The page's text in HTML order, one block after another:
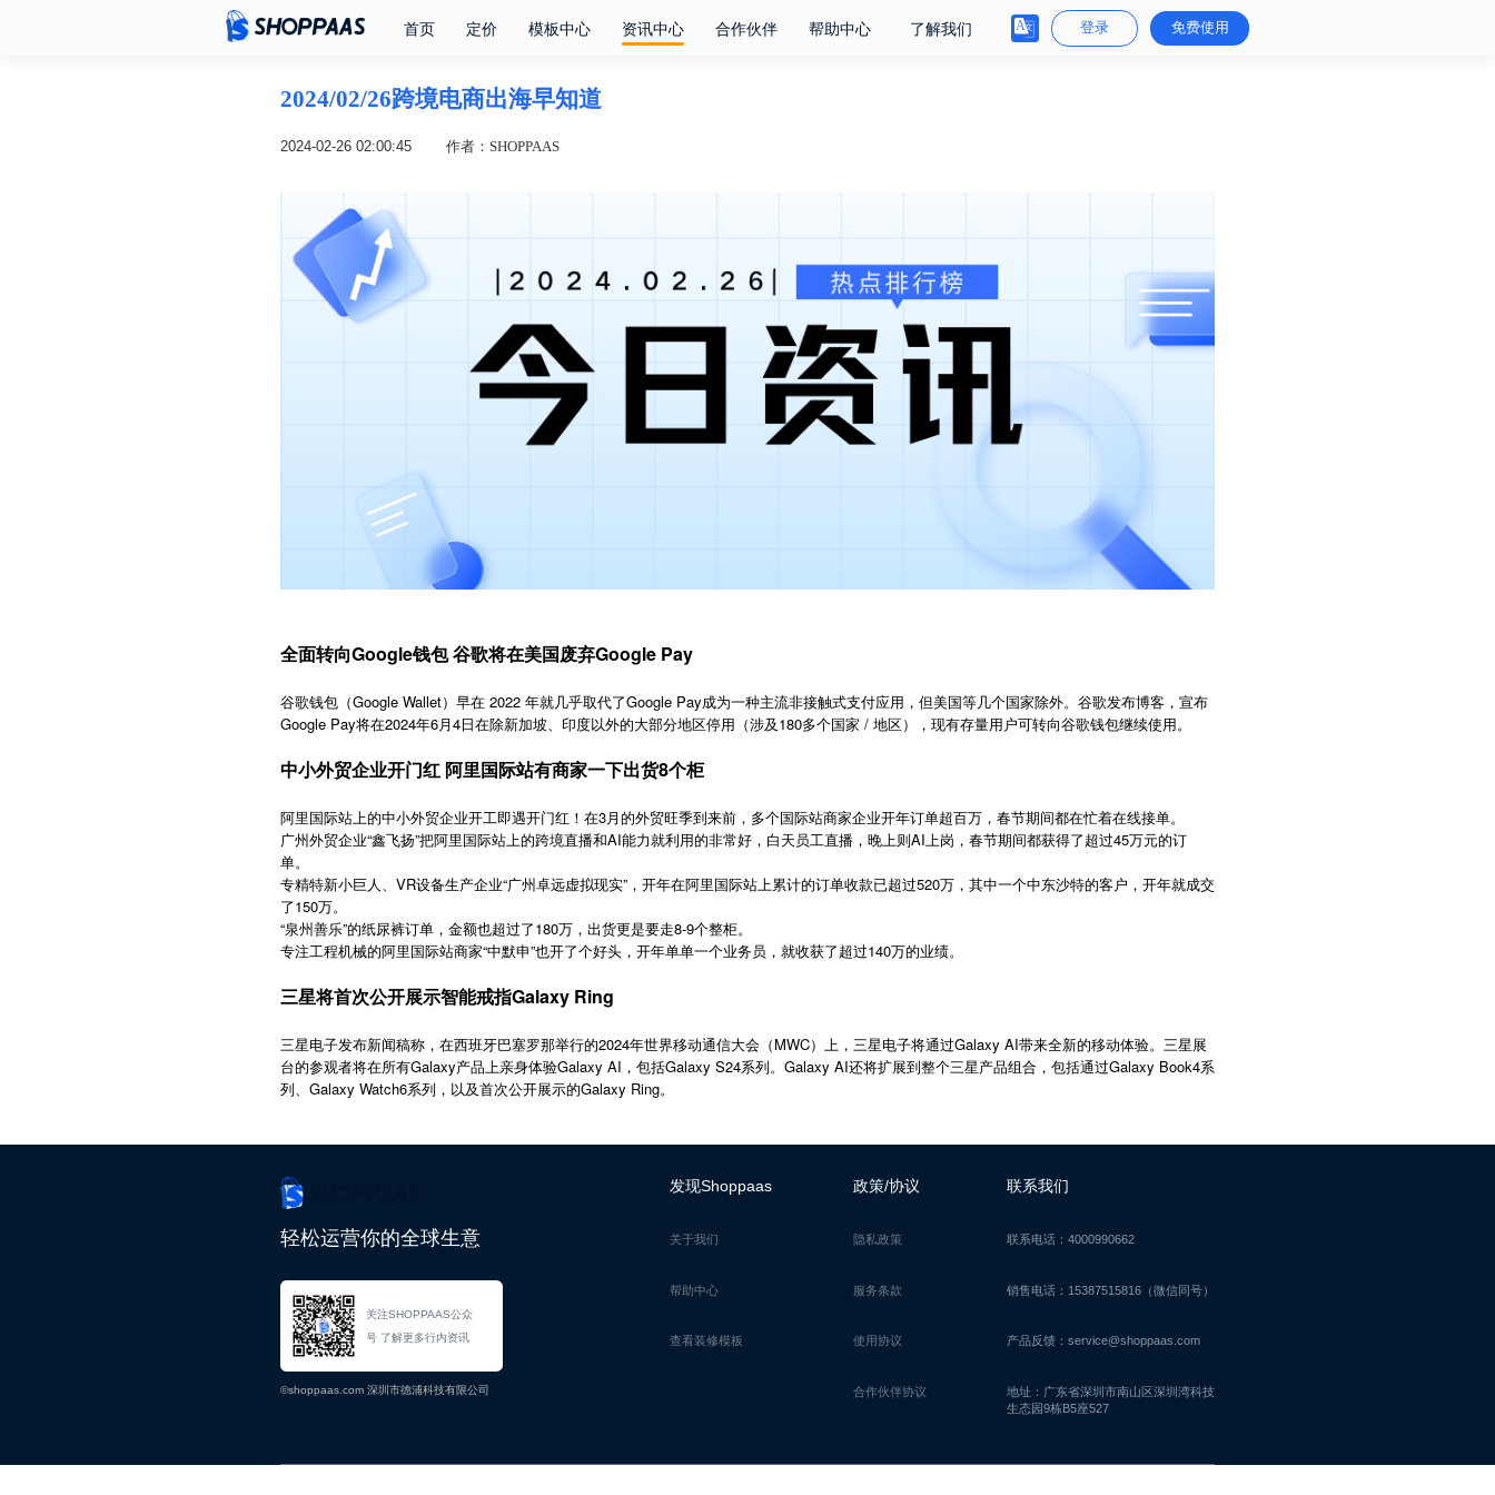
首页 定价 模板中心 资讯中心 合作伙伴 帮助中心 了解我们 登录 免费使用
2024/02/26跨境电商出海早知道
2024-02-26 02:00:45 作者：SHOPPAAS
全面转向Google钱包 谷歌将在美国废弃Google Pay
谷歌钱包（Google Wallet）早在 2022 年就几乎取代了Google Pay成为一种主流非接触式支付应用，但美国等几个国家除外。谷歌发布博客，宣布
Google Pay将在2024年6月4日在除新加坡、印度以外的大部分地区停用（涉及180多个国家 / 地区），现有存量用户可转向谷歌钱包继续使用。
中小外贸企业开门红 阿里国际站有商家一下出货8个柜
阿里国际站上的中小外贸企业开工即遇开门红！在3月的外贸旺季到来前，多个国际站商家企业开年订单超百万，春节期间都在忙着在线接单。
广州外贸企业“鑫飞扬”把阿里国际站上的跨境直播和AI能力就利用的非常好，白天员工直播，晚上则AI上岗，春节期间都获得了超过45万元的订
单。
专精特新小巨人、VR设备生产企业“广州卓远虚拟现实”，开年在阿里国际站上累计的订单收款已超过520万，其中一个中东沙特的客户，开年就成交
了150万。
“泉州善乐”的纸尿裤订单，金额也超过了180万，出货更是要走8-9个整柜。
专注工程机械的阿里国际站商家“中默申”也开了个好头，开年单单一个业务员，就收获了超过140万的业绩。
三星将首次公开展示智能戒指Galaxy Ring
三星电子发布新闻稿称，在西班牙巴塞罗那举行的2024年世界移动通信大会（MWC）上，三星电子将通过Galaxy AI带来全新的移动体验。三星展
台的参观者将在所有Galaxy产品上亲身体验Galaxy AI，包括Galaxy S24系列。Galaxy AI还将扩展到整个三星产品组合，包括通过Galaxy Book4系
列、Galaxy Watch6系列，以及首次公开展示的Galaxy Ring。
轻松运营你的全球生意
关注SHOPPAAS公众
号 了解更多行内资讯
©shoppaas.com 深圳市德浦科技有限公司
发现Shoppaas
关于我们
帮助中心
查看装修模板
政策/协议
隐私政策
服务条款
使用协议
合作伙伴协议
联系我们
联系电话：4000990662
销售电话：15387515816（微信同号）
产品反馈：service@shoppaas.com
地址：广东省深圳市南山区深圳湾科技
生态园9栋B5座527